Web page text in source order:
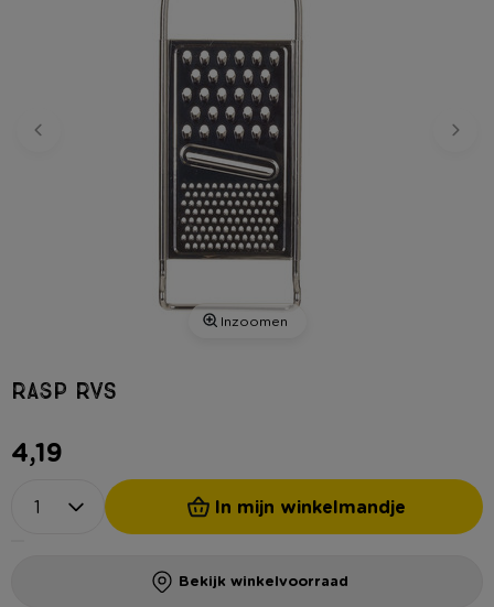
Inzoomen
Rasp RVS
4,19
In mijn winkelmandje
Bekijk winkelvoorraad